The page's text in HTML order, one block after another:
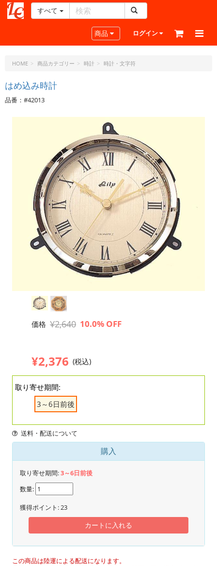
ー
ラ
ト・
ド
ッ
ト・
すべて
Toggle navigation
商品 ログイン
HOME 商品カテゴリー 時計 時計・文字符
はめ込み時計
品番：#42013
価格 ¥2,640 10.0% OFF
¥2,376 (税込)
取り寄せ期間:
3～6日前後
送料・配送について
購入
取り寄せ期間:3～6日前後
数量:
獲得ポイント:23
カートに入れる
この商品は陸運による配送になります。